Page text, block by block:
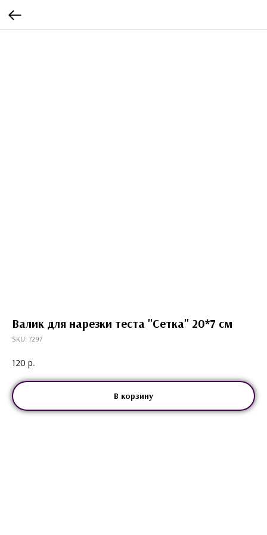
Валик для нарезки теста "Сетка" 20*7 см
SKU: 7297
120 р.
В корзину